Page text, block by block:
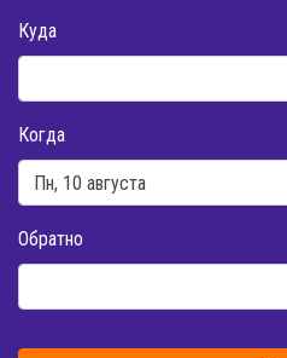
Куда
Когда
Обратно